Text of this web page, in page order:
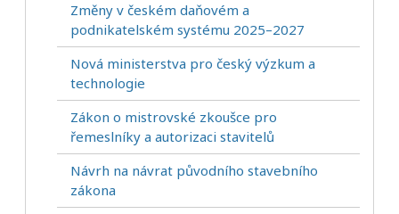
Změny v českém daňovém a
podnikatelském systému 2025–2027
Nová ministerstva pro český výzkum a
technologie
Zákon o mistrovské zkoušce pro
řemeslníky a autorizaci stavitelů
Návrh na návrat původního stavebního
zákona